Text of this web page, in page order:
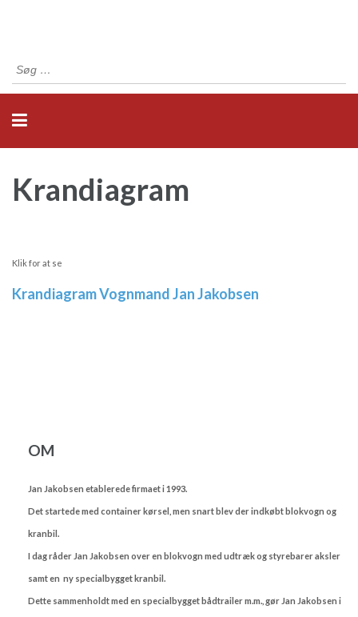
efter:
Krandiagram
Klik for at se
Krandiagram Vognmand Jan Jakobsen
OM
Jan Jakobsen etablerede firmaet i 1993.
Det startede med container kørsel, men snart blev der indkøbt blokvogn og
kranbil.
I dag råder Jan Jakobsen over en blokvogn med udtræk og styrebarer aksler
samt en ny specialbygget kranbil.
Dette sammenholdt med en specialbygget bådtrailer m.m., gør Jan Jakobsen i